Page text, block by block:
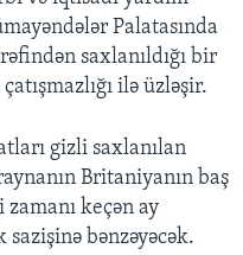
Palatasında
saxlanıldığı bir
ilə üzləşir.
gizli saxlanılan
Britaniyanın baş
keçən ay
bənzəyəcək.